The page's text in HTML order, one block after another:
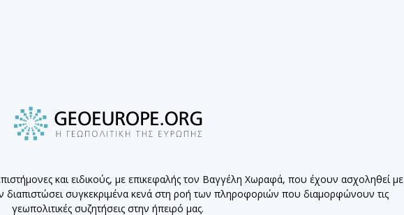
και ειδικούς, με επικεφαλής τον Βαγγέλη Χωραφά, που έχουν ασχοληθεί με
διαπιστώσει συγκεκριμένα κενά στη ροή των πληροφοριών που διαμορφώνουν τις
γεωπολιτικές συζητήσεις στην ήπειρό μας.